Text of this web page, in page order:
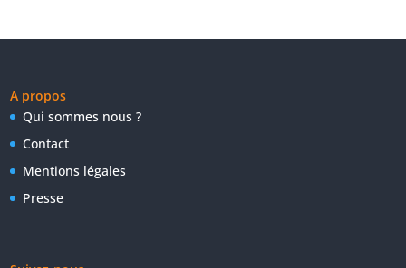
A propos
Qui sommes nous ?
Contact
Mentions légales
Presse